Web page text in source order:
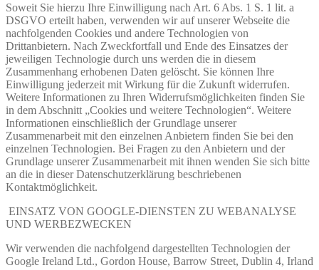
Soweit Sie hierzu Ihre Einwilligung nach Art. 6 Abs. 1 S. 1 lit. a
DSGVO erteilt haben, verwenden wir auf unserer Webseite die
nachfolgenden Cookies und andere Technologien von
Drittanbietern. Nach Zweckfortfall und Ende des Einsatzes der
jeweiligen Technologie durch uns werden die in diesem
Zusammenhang erhobenen Daten gelöscht. Sie können Ihre
Einwilligung jederzeit mit Wirkung für die Zukunft widerrufen.
Weitere Informationen zu Ihren Widerrufsmöglichkeiten finden Sie
in dem Abschnitt „Cookies und weitere Technologien“. Weitere
Informationen einschließlich der Grundlage unserer
Zusammenarbeit mit den einzelnen Anbietern finden Sie bei den
einzelnen Technologien. Bei Fragen zu den Anbietern und der
Grundlage unserer Zusammenarbeit mit ihnen wenden Sie sich bitte
an die in dieser Datenschutzerklärung beschriebenen
Kontaktmöglichkeit.
EINSATZ VON GOOGLE-DIENSTEN ZU WEBANALYSE
UND WERBEZWECKEN
Wir verwenden die nachfolgend dargestellten Technologien der
Google Ireland Ltd., Gordon House, Barrow Street, Dublin 4, Irland